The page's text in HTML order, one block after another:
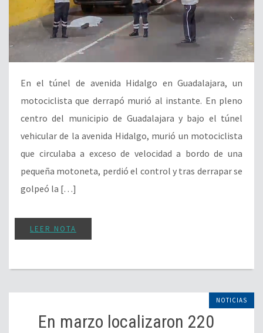
En el túnel de avenida Hidalgo en Guadalajara, un
motociclista que derrapó murió al instante. En pleno
centro del municipio de Guadalajara y bajo el túnel
vehicular de la avenida Hidalgo, murió un motociclista
que circulaba a exceso de velocidad a bordo de una
pequeña motoneta, perdió el control y tras derrapar se
golpeó la […]
LEER NOTA
NOTICIAS
En marzo localizaron 220